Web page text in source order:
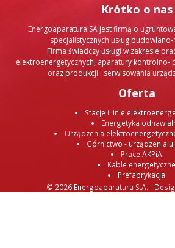
Krótko o nas
Energoaparatura SA jest firmą o
specjalistycznych usług
Firma świadczy usługi w zakresie
elektroenergetycznych, aparatury kontrolno-
oraz produkcji i serwisowania
Oferta
Stacje i linie
Energetyka
Urządzenia
Górnictwo - urządzenia u
Prace AKPiA
Kable energetyczne
Prefabrykacja
© 2026 Energoaparatura S.A. -